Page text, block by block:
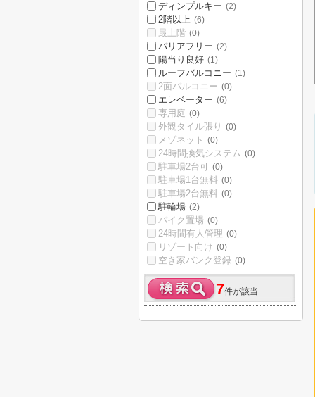
ディンプルキー (2)
2階以上 (6)
最上階 (0)
バリアフリー (2)
陽当り良好 (1)
ルーフバルコニー (1)
2面バルコニー (0)
エレベーター (6)
専用庭 (0)
外観タイル張り (0)
メゾネット (0)
24時間換気システム (0)
駐車場2台可 (0)
駐車場1台無料 (0)
駐車場2台無料 (0)
駐輪場 (2)
バイク置場 (0)
24時間有人管理 (0)
リゾート向け (0)
空き家バンク登録 (0)
7件が該当